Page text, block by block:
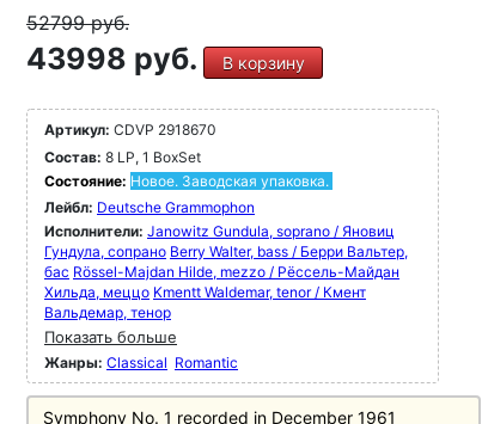
52799руб.
43998 руб. В корзину
Артикул: CDVP 2918670
Состав: 8 LP, 1 BoxSet
Состояние: Новое. Заводская упаковка.
Лейбл: Deutsche Grammophon
Исполнители: Janowitz Gundula, soprano / Яновиц
Гундула, сопрано Berry Walter, bass / Берри Вальтер,
бас Rössel-Majdan Hilde, mezzo / Рёссель-Майдан
Хильда, меццо Kmentt Waldemar, tenor / Кмент
Вальдемар, тенор
Показать больше
Жанры: Classical Romantic
Symphony No. 1 recorded in December 1961